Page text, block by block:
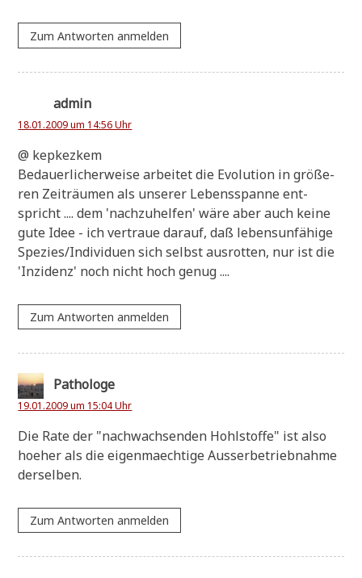
Zum Antworten anmelden
admin
18.01.2009 um 14:56 Uhr
@ kep­kez­kem
Bedau­er­li­cher­wei­se arbei­tet die Evo­lu­ti­on in grö­ße­
ren Zeit­räu­men als unse­rer Lebens­span­ne ent­
spricht .... dem 'nach­zu­hel­fen' wäre aber auch kei­ne
gute Idee - ich ver­traue dar­auf, daß lebens­un­fä­hi­ge
Spezies/Individuen sich selbst aus­rot­ten, nur ist die
'Inzi­denz' noch nicht hoch genug ....
Zum Antworten anmelden
Pathologe
19.01.2009 um 15:04 Uhr
Die Rate der "nach­wach­sen­den Hohl­stof­fe" ist also
hoe­her als die eigen­maech­ti­ge Ausser­be­trieb­nah­me
derselben.
Zum Antworten anmelden